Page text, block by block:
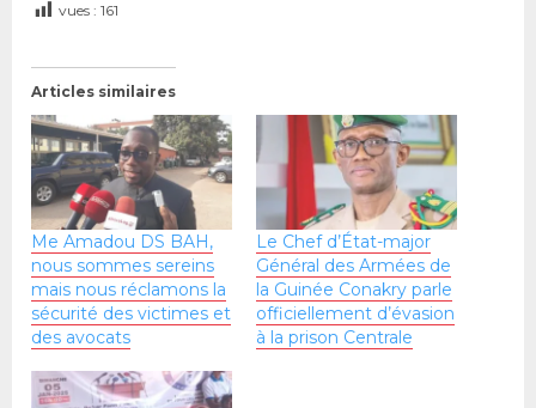
vues : 161
Articles similaires
Me Amadou DS BAH,
nous sommes sereins
mais nous réclamons la
sécurité des victimes et
des avocats
Le Chef d’État-major
Général des Armées de
la Guinée Conakry parle
officiellement d’évasion
à la prison Centrale